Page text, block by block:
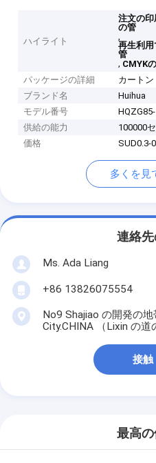
ハイライト
注文の
の管
,
再生利
管
, CMYK
パッケージの詳細
カートン
ブランド名
Huihua
モデル番号
供給の能力
100000
価格
SUD0.3-
多くを見
連絡
Ms. Ada Liang
+86 13826075554
No9 Shajiao の開発の
City.CHINA （Lixin の道
接触
最高